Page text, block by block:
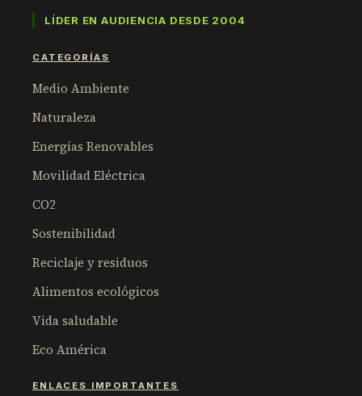
LÍDER EN AUDIENCIA DESDE 2004
CATEGORÍAS
Medio Ambiente
Naturaleza
Energías Renovables
Movilidad Eléctrica
CO2
Sostenibilidad
Reciclaje y residuos
Alimentos ecológicos
Vida saludable
Eco América
ENLACES IMPORTANTES